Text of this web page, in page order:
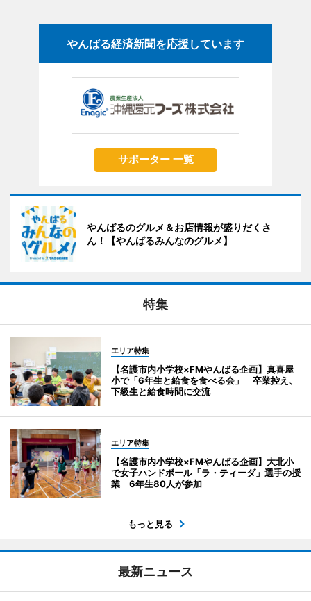
やんばる経済新聞を応援しています
サポーター 一覧
やんばるのグルメ＆お店情報が盛りだくさ
ん！【やんばるみんなのグルメ】
特集
エリア特集
【名護市内小学校×FMやんばる企画】真喜屋
小で「6年生と給食を食べる会」 卒業控え、
下級生と給食時間に交流
エリア特集
【名護市内小学校×FMやんばる企画】大北小
で女子ハンドボール「ラ・ティーダ」選手の授
業 6年生80人が参加
もっと見る
最新ニュース